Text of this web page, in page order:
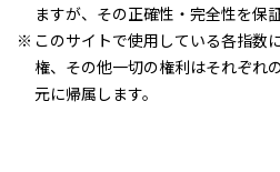
ますが、その正確性・完全性を保
このサイトで使用している各指数
権、その他一切の権利はそれぞれ
元に帰属します。